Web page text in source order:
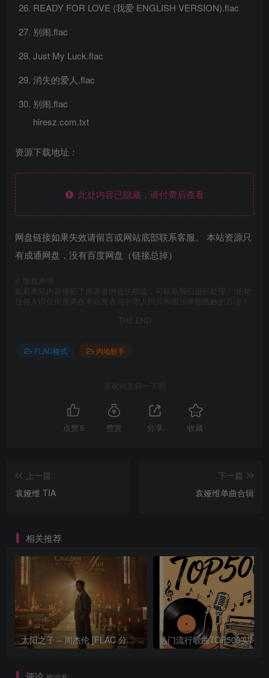
READY FOR LOVE (我爱 ENGLISH VERSION).flac
别闹.flac
Just My Luck.flac
消失的爱人.flac
别闹.flac
hiresz.com.txt
资源下载地址：
此处内容已隐藏，请付费后查看
网盘链接如果失效请留言或网站底部联系客服。 本站资源只
有成通网盘，没有百度网盘（链接总掉）
版权声明
如若本站内容侵犯了原著者的合法权益，可联系我们进行处理！ 拒绝
任何人以任何形式在本站发表与中华人民共和国法律相抵触的言论！
THE END
FLAC格式 内地歌手
喜欢就支持一下吧
点赞 5 赞赏 分享 收藏
上一篇
袁娅维 TIA
下一篇
袁娅维单曲合辑
相关推荐
太阳之子 – 周杰伦 [FLAC 分轨 192Khz 24bit]